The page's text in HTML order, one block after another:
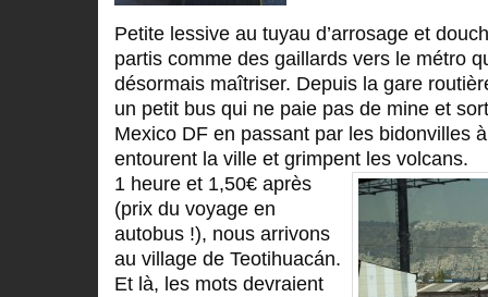
Petite lessive au tuyau d’arrosage et
partis comme des gaillards vers le métro
désormais maîtriser. Depuis la gare
un petit bus qui ne paie pas de mine et
Mexico DF en passant par les bidonvilles
entourent la ville et grimpent les volcans.
1 heure et 1,50€ après
(prix du voyage en
autobus !), nous arrivons
au village de Teotihuacán.
Et là, les mots devraient